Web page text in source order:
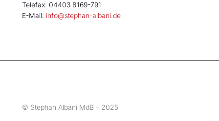
Telefax: 04403 8169-791
E-Mail: info@stephan-albani.de
© Stephan Albani MdB – 2025